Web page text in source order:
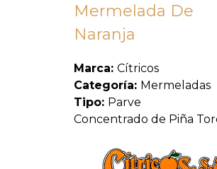
Mermelada De
Naranja
Marca: Cítricos
Categoría: Mermeladas
Tipo: Parve
Concentrado de Piña